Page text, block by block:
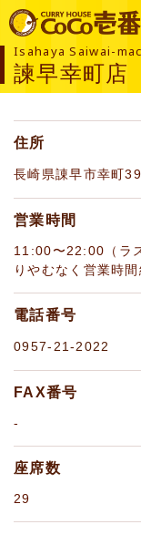
Isahaya Saiwai-
諫早幸町店
住所
長崎県諌早市幸町
営業時間
11:00〜22:00（ラ
りやむなく営業時
電話番号
0957-21-2022
FAX番号
-
座席数
29